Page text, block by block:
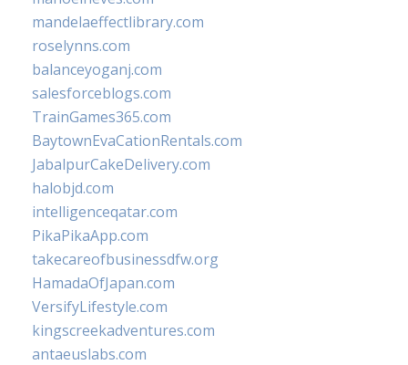
mandelaeffectlibrary.com
roselynns.com
balanceyoganj.com
salesforceblogs.com
TrainGames365.com
BaytownEvaCationRentals.com
JabalpurCakeDelivery.com
halobjd.com
intelligenceqatar.com
PikaPikaApp.com
takecareofbusinessdfw.org
HamadaOfJapan.com
VersifyLifestyle.com
kingscreekadventures.com
antaeuslabs.com